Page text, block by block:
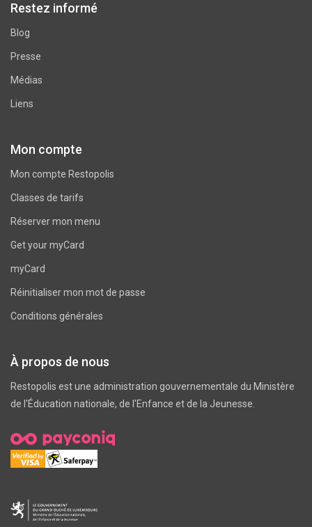
Restez informé
Blog
Presse
Médias
Liens
Mon compte
Mon compte Restopolis
Classes de tarifs
Réserver mon menu
Get your myCard
myCard
Réinitialiser mon mot de passe
Conditions générales
À propos de nous
Restopolis est une administration gouvernementale du Ministère
de l'Éducation nationale, de l'Enfance et de la Jeunesse.